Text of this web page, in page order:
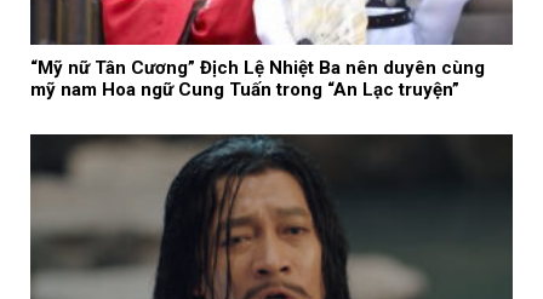
“Mỹ nữ Tân Cương” Địch Lệ Nhiệt Ba nên duyên cùng
mỹ nam Hoa ngữ Cung Tuấn trong “An Lạc truyện”